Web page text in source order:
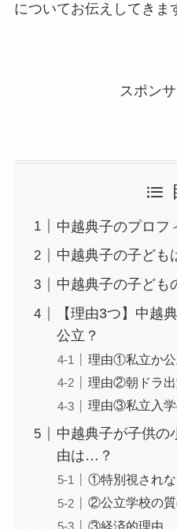
についてお伝えしてきま
スポン
中越典子のプロフ
中越典子の子ども
中越典子の子ども
【理由3つ】中越
公立？
理由①私立か
理由②朝ドラ
理由③私立入学
中越典子が子供の
由は…？
①特別視され
②公立学校の質
③経済的理由